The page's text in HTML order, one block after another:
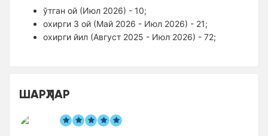
ўтган ой (Июл 2026) - 10;
оxирги 3 ой (Май 2026 - Июл 2026) - 21;
оxирги йил (Август 2025 - Июл 2026) - 72;
ШАРҲЛАР